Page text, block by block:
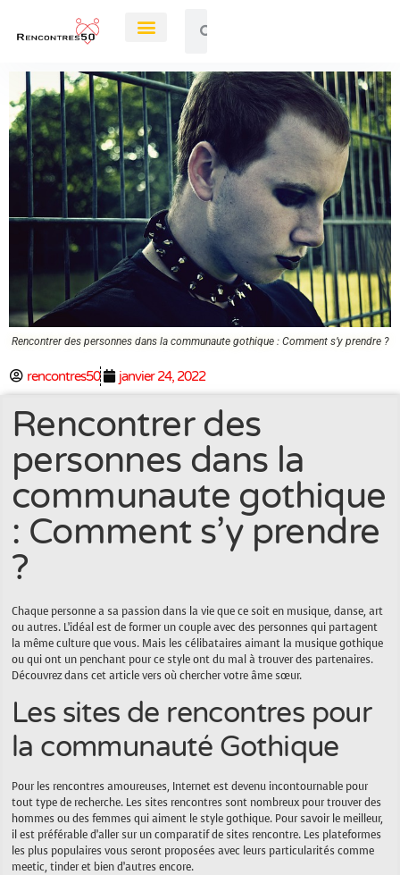
Rencontrer des personnes dans la communaute gothique : Comment s’y prendre ?
rencontres50 janvier 24, 2022
Rencontrer des
personnes dans la
communaute gothique
: Comment s’y prendre
?
Chaque personne a sa passion dans la vie que ce soit en musique, danse, art
ou autres. L’idéal est de former un couple avec des personnes qui partagent
la même culture que vous. Mais les célibataires aimant la musique gothique
ou qui ont un penchant pour ce style ont du mal à trouver des partenaires.
Découvrez dans cet article vers où chercher votre âme sœur.
Les sites de rencontres pour
la communauté Gothique
Pour les rencontres amoureuses, Internet est devenu incontournable pour
tout type de recherche. Les sites rencontres sont nombreux pour trouver des
hommes ou des femmes qui aiment le style gothique. Pour savoir le meilleur,
il est préférable d’aller sur un comparatif de sites rencontre. Les plateformes
les plus populaires vous seront proposées avec leurs particularités comme
meetic, tinder et bien d’autres encore.